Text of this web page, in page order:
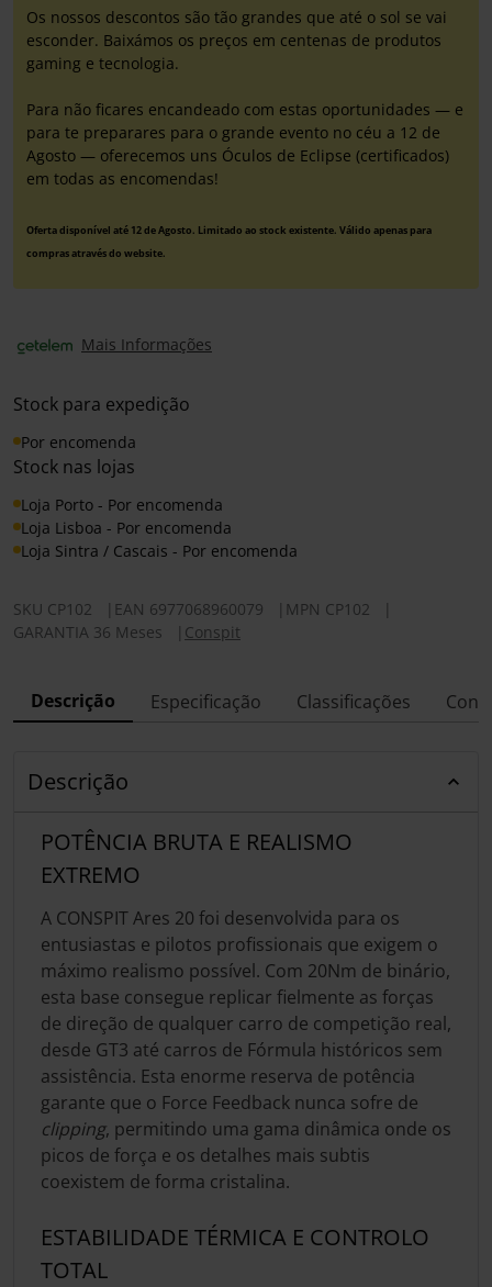
Os nossos descontos são tão grandes que até o sol se vai
esconder. Baixámos os preços em centenas de produtos
gaming e tecnologia.
Para não ficares encandeado com estas oportunidades — e
para te preparares para o grande evento no céu a 12 de
Agosto — oferecemos uns Óculos de Eclipse (certificados)
em todas as encomendas!
Oferta disponível até 12 de Agosto. Limitado ao stock existente. Válido apenas para
compras através do website.
Mais Informações
Stock para expedição
Por encomenda
Stock nas lojas
Loja Porto - Por encomenda
Loja Lisboa - Por encomenda
Loja Sintra / Cascais - Por encomenda
SKU CP102 EAN 6977068960079 MPN CP102
GARANTIA 36 Meses
Conspit
Descrição Especificação Classificações
Descrição
POTÊNCIA BRUTA E REALISMO
EXTREMO
A CONSPIT Ares 20 foi desenvolvida para os
entusiastas e pilotos profissionais que exigem o
máximo realismo possível. Com 20Nm de binário,
esta base consegue replicar fielmente as forças
de direção de qualquer carro de competição real,
desde GT3 até carros de Fórmula históricos sem
assistência. Esta enorme reserva de potência
garante que o Force Feedback nunca sofre de
clipping, permitindo uma gama dinâmica onde os
picos de força e os detalhes mais subtis
coexistem de forma cristalina.
ESTABILIDADE TÉRMICA E CONTROLO
TOTAL